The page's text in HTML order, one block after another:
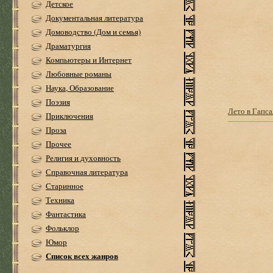
Детское
Документальная литература
Домоводство (Дом и семья)
Драматургия
Компьютеры и Интернет
Любовные романы
Наука, Образование
Поэзия
Приключения
Проза
Прочее
Религия и духовность
Справочная литература
Старинное
Техника
Фантастика
Фольклор
Юмор
Список всех жанров
Лето в